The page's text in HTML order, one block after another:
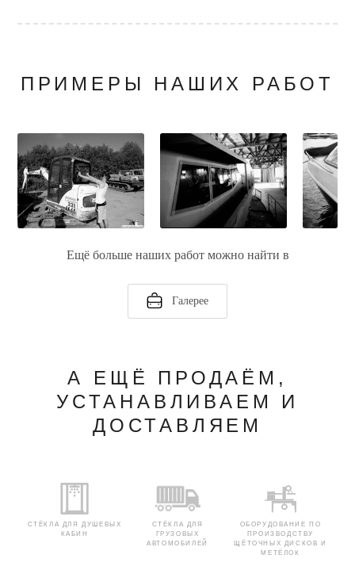
ПРИМЕРЫ НАШИХ РАБОТ
Ещё больше наших работ можно найти в
Галерее
А ЕЩЁ ПРОДАЁМ,
УСТАНАВЛИВАЕМ И
ДОСТАВЛЯЕМ
СТЁКЛА ДЛЯ ДУШЕВЫХ
КАБИН
СТЁКЛА ДЛЯ
ГРУЗОВЫХ
АВТОМОБИЛЕЙ
ОБОРУДОВАНИЕ ПО
ПРОИЗВОДСТВУ
ЩЁТОЧНЫХ ДИСКОВ И
МЕТЁЛОК